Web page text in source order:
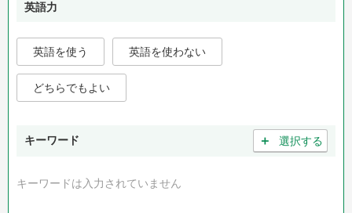
英語力
英語を使う 英語を使わない
どちらでもよい
キーワード ＋ 選択する
キーワードは入力されていません